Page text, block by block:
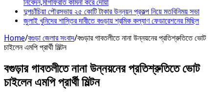
নিবেদন,মাগফিরাত কামনা করে দোয়া
দুপচাঁচিয়া পৌরসভায় ২৫ কোটি টাকার উন্নয়ন প্রকল্প নিয়ে মতবিনিময় সভা
জুলাই খুনিদের শাস্তির দাবীতে বগুড়ায় শ্রমিক কল্যাণ ফেডারেশনের মিছিল
Home/বগুড়া জেলার সংবাদ/বগুড়ার গাবতলীতে নানা উন্নয়নের প্রতিশ্রুতিতে ভোট
চাইলেন এমপি প্রার্থী মিল্টন
বগুড়ার গাবতলীতে নানা উন্নয়নের প্রতিশ্রুতিতে ভোট
চাইলেন এমপি প্রার্থী মিল্টন